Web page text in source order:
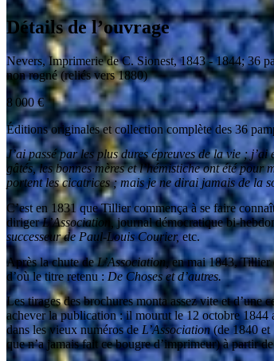
Détails de l’ouvrage
Nevers,Imprimerie de C. Sionest,1843 - 1844; 36
non rogné (reliés vers 1880)
8 000€
Éditions originales et collection complète des 36
J’ai passé par les plus dures épreuves de la vie ;
gâtés, les bonnes mères et l’hémistiche ont été
portent les cicatrices ; mais je ne dirai jamais de la
C’est en 1831 que Tillier commença à se faire
dirigerL’Association,journal démocratique bi-
successeur de Paul-Louis Courier,etc.
Après la chute deL’Association, en mai 1843, Tillier
d’où le titre retenu : De Choses et d’autres.
Les tirages des brochures monta assez vite et d’une
achever la publication : il mourut le 12 octobre 1844
dans les vieux numéros de L’Association(de 1840 et
que n’a jamais fait ce bougre d’imprimeur) à partir